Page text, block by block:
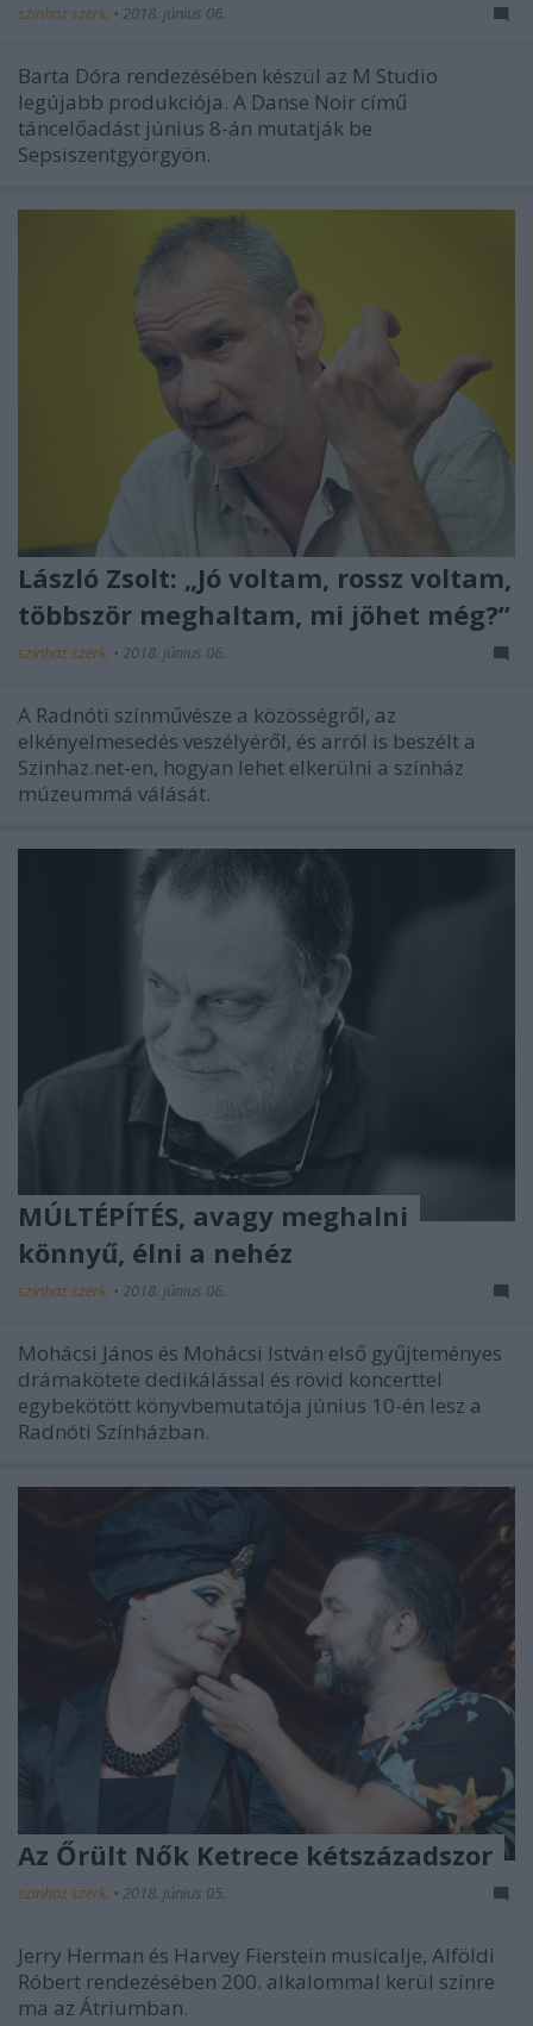
szinhaz szerk. • 2018. június 06.
Barta Dóra rendezésében készül az M Studio
legújabb produkciója. A Danse Noir című
táncelőadást június 8-án mutatják be
Sepsiszentgyörgyön.
László Zsolt: „Jó voltam, rossz voltam,
többször meghaltam, mi jöhet még?”
szinhaz szerk. • 2018. június 06.
A Radnóti színművésze a közösségről, az
elkényelmesedés veszélyéről, és arról is beszélt a
Szinhaz.net-en, hogyan lehet elkerülni a színház
múzeummá válását.
MÚLTÉPÍTÉS, avagy meghalni
könnyű, élni a nehéz
szinhaz szerk. • 2018. június 06.
Mohácsi János és Mohácsi István első gyűjteményes
drámakötete dedikálással és rövid koncerttel
egybekötött könyvbemutatója június 10-én lesz a
Radnóti Színházban.
Az Őrült Nők Ketrece kétszázadszor
szinhaz szerk. • 2018. június 05.
Jerry Herman és Harvey Fierstein musicalje, Alföldi
Róbert rendezésében 200. alkalommal kerül színre
ma az Átriumban.